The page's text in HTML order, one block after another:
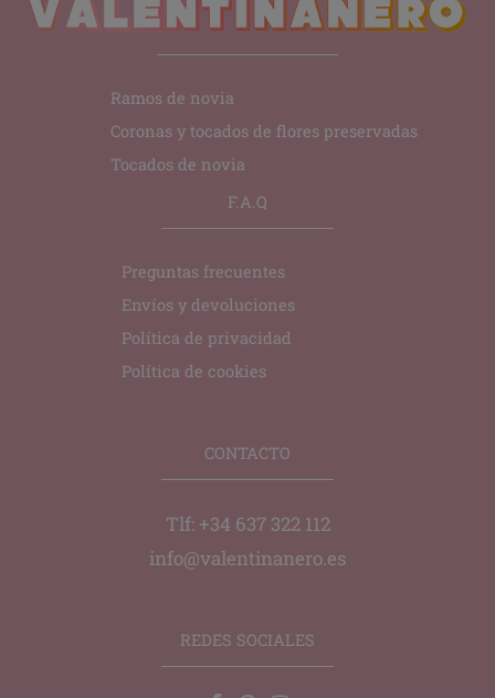
Ramos de novia
Coronas y tocados de flores preservadas
Tocados de novia
F.A.Q
Preguntas frecuentes
Envíos y devoluciones
Política de privacidad
Política de cookies
CONTACTO
Tlf: +34 637 322 112
info@valentinanero.es
REDES SOCIALES